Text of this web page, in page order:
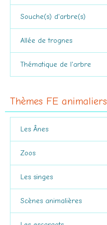
Souche(s) d'arbre(s)
Allée de trognes
Thématique de l'arbre
Thèmes FE animaliers
Les Ânes
Zoos
Les singes
Scènes animalières